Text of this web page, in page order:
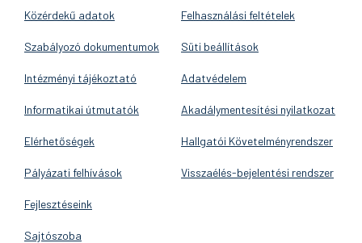
Közérdekű adatok
Szabályozó dokumentumok
Intézményi tájékoztató
Informatikai útmutatók
Elérhetőségek
Pályázati felhívások
Fejlesztéseink
Sajtószoba
Felhasználási feltételek
Süti beállítások
Adatvédelem
Akadálymentesítési nyilatkozat
Hallgatói Követelményrendszer
Visszaélés-bejelentési rendszer